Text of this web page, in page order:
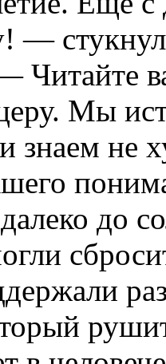
— стукнул
Читайте
Мы
знаем не
до